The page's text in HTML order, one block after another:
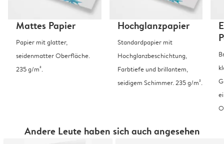
Mattes Papier
Papier mit glatter,
seidenmatter Oberfläche.
235 g/m².
Hochglanzpapier
Standardpapier mit
Hochglanzbeschichtung,
Farbtiefe und brillantem,
seidigem Schimmer. 235 g/m².
Andere Leute haben sich auch angesehen